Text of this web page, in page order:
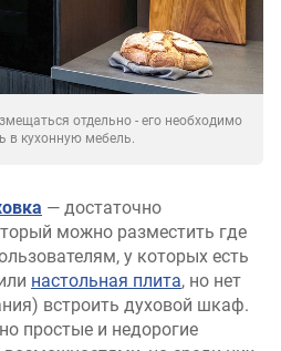
отдельно - его необходимо
в кухонную мебель.
— достаточно
можно разместить где
у которых есть
настольная плита, но нет
встроить духовой шкаф.
простые и недорогие